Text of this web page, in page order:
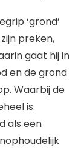
‘grond’
preken,
gaat hij in
en de grond
Waarbij de
is.
als een